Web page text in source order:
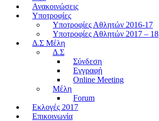
Ανακοινώσεις
Υποτροφίες
Υποτροφίες Αθλητών 2016-17
Υποτροφίες Αθλητών 2017 – 18
Δ.Σ Μέλη
Δ.Σ
Σύνδεση
Εγγραφή
Online Meeting
Μέλη
Forum
Εκλογές 2017
Επικοινωνία